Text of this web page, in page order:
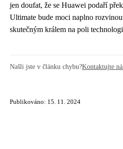
jen doufat, že se Huawei podaří
Ultimate bude moci naplno
skutečným králem na poli
Našli jste v článku chybu?Kontaktujte
Publikováno: 15. 11. 2024